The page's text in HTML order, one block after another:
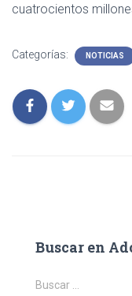
cuatrocientos
Categorías: NOTICIAS
Buscar en
BBuscar …